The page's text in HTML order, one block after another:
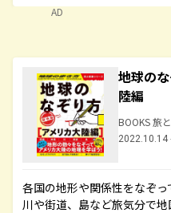
AD
地球の
陸編
BOOKS 旅
2022.10.14
各国の地形や関係性をなぞっ
川や街道、島など旅気分で地